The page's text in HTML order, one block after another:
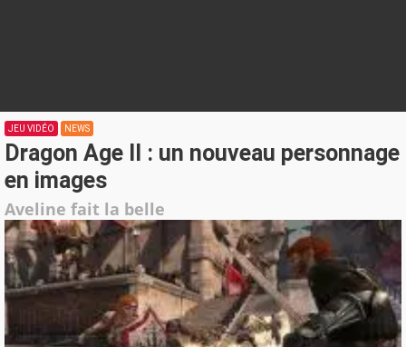
JEU VIDÉO NEWS
Dragon Age II : un nouveau personnage
en images
Aveline fait la belle